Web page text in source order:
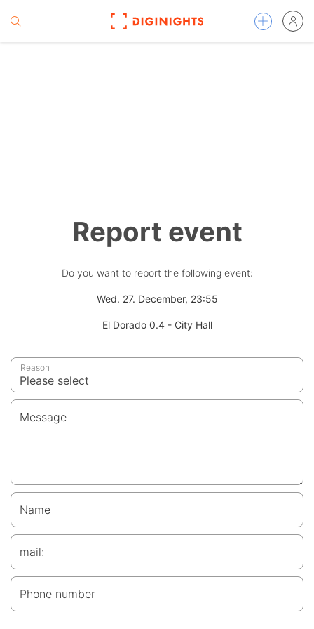
Report event
Do you want to report the following event:
Wed. 27. December, 23:55
El Dorado 0.4 - City Hall
Reason
Message
Name
mail:
Phone number